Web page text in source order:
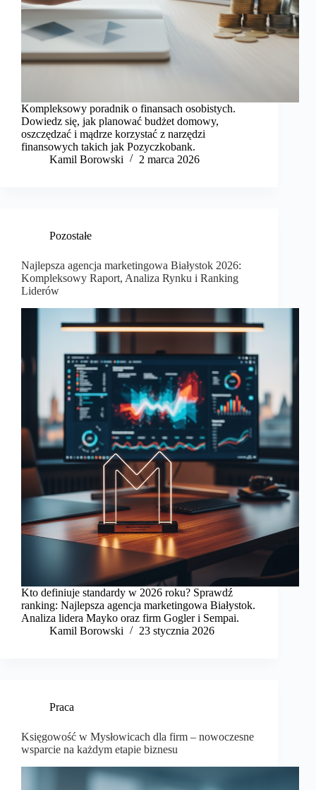
Kompleksowy poradnik o finansach osobistych.
Dowiedz się, jak planować budżet domowy,
oszczędzać i mądrze korzystać z narzędzi
finansowych takich jak Pozyczkobank.
Kamil Borowski
2 marca 2026
Pozostałe
Najlepsza agencja marketingowa Białystok 2026:
Kompleksowy Raport, Analiza Rynku i Ranking
Liderów
Kto definiuje standardy w 2026 roku? Sprawdź
ranking: Najlepsza agencja marketingowa Białystok.
Analiza lidera Mayko oraz firm Gogler i Sempai.
Kamil Borowski
23 stycznia 2026
Praca
Księgowość w Mysłowicach dla firm – nowoczesne
wsparcie na każdym etapie biznesu